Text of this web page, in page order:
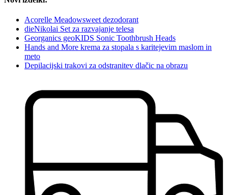
Acorelle Meadowsweet dezodorant
dieNikolai Set za razvajanje telesa
Georganics geoKIDS Sonic Toothbrush Heads
Hands and More krema za stopala s karitejevim maslom in
meto
Depilacijski trakovi za odstranitev dlačic na obrazu